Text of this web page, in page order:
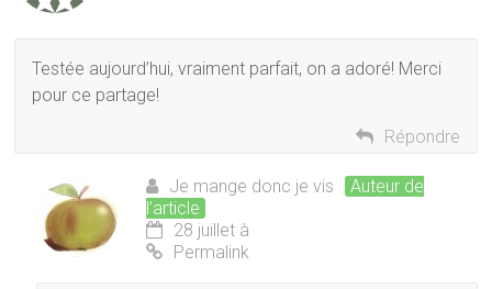
Testée aujourd’hui, vraiment parfait, on a adoré! Merci
pour ce partage!
Répondre
Je mange donc je vis
Auteur de
l’article
28 juillet à
Permalink